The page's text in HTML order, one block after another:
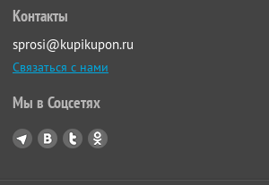
Контакты
sprosi@kupikupon.ru
Связаться с нами
Мы в Соцсетях